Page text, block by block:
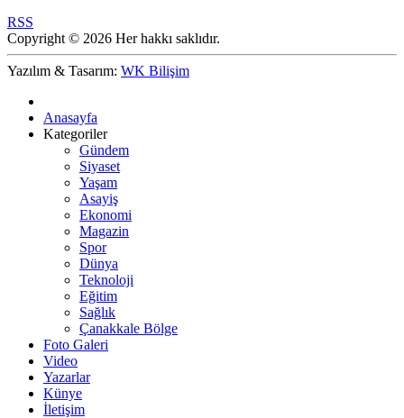
RSS
Copyright © 2026 Her hakkı saklıdır.
Yazılım & Tasarım: WK Bilişim
Anasayfa
Kategoriler
Gündem
Siyaset
Yaşam
Asayiş
Ekonomi
Magazin
Spor
Dünya
Teknoloji
Eğitim
Sağlık
Çanakkale Bölge
Foto Galeri
Video
Yazarlar
Künye
İletişim